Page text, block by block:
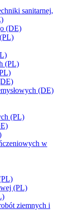
sanitarnej,
(DE)
(PL)
(DE)
(PL)
w
(PL)
ziemnych i